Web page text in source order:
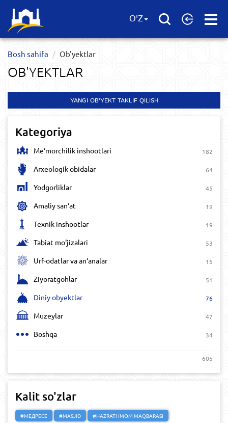
Open
O'Z
Bosh sahifa Ob'yektlar​
OB'YEKTLAR​
YANGI OB'YEKT TAKLIF QILISH
Kategoriya
Me‘morchilik inshootlari 182
Arxeologik obidalar 64
Yodgorliklar 45
Amaliy san‘at 19
Texnik inshootlar 19
Tabiat mo‘jizalari 53
Urf-odatlar va an‘analar 15
Ziyoratgohlar 51
Diniy obyektlar 76
Muzeylar 47
Boshqa 34
605
Kalit so'zlar
#МЕДРЕСЕ #MASJID
#HAZRATI IMOM MAQBARASI